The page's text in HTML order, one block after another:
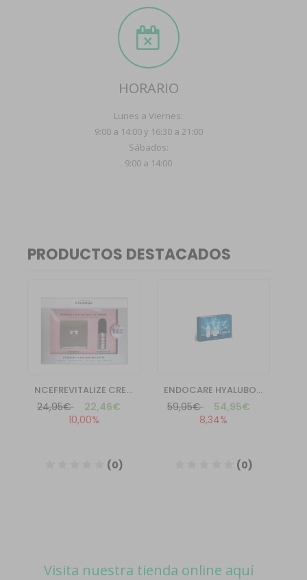
HORARIO
Lunes a Viernes:
9:00 a 14:00 y 16:30 a 21:00
Sábados:
9:00 a 14:00
Visita nuestra tienda online aquí